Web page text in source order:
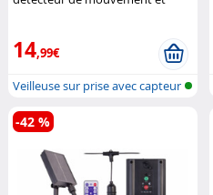
14,99€
Veilleuse sur prise avec capteur
de...
-42 %